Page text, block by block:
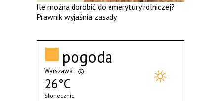
Ile można dorobić do emerytury rolniczej?
Prawnik wyjaśnia zasady
pogoda
Warszawa
26°C
Słonecznie